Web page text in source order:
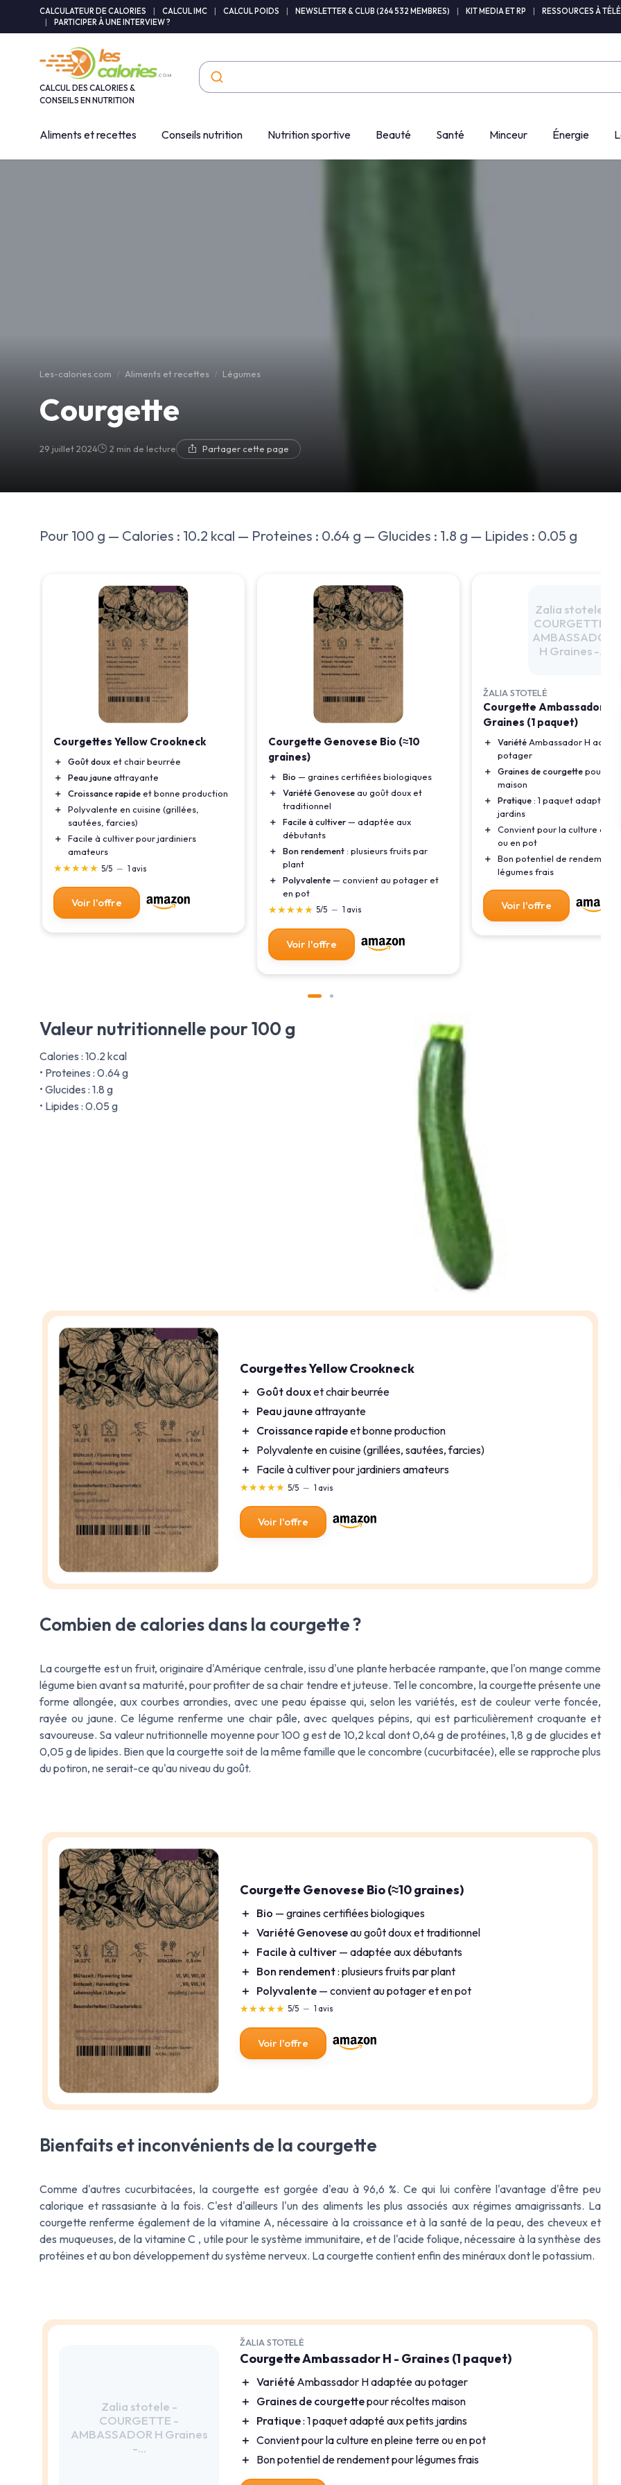
CALCULATEUR DE CALORIES CALCUL IMC CALCUL POIDS NEWSLETTER & CLUB (264 532 MEMBRES) KIT MEDIA ET RP
RESSOURCES À
PARTICIPER À UNE INTERVIEW ?
CALCUL DES CALORIES &
CONSEILS EN NUTRITION
Aliments et recettes Conseils nutrition Nutrition sportive Beauté Santé Minceur Énergie
Les-calories.com Aliments et recettes Légumes
Courgette
29 juillet 2024 2 min de lecture Partager cette page
Pour 100 g — Calories : 10.2 kcal — Proteines : 0.64 g — Glucides : 1.8 g — Lipides : 0.05 g
Courgettes Yellow Crookneck
＋ Goût doux et chair beurrée
＋
Peau jauneattrayante
＋
Croissance rapideet bonne production
＋
Polyvalente en cuisine (grillées,
sautées, farcies)
＋
Facile à cultiver pour jardiniers
amateurs
★★★★★
★★★★★ 5/5 — 1 avis
Voir l'offre
Courgette Genovese Bio (≈10
graines)
＋ Bio — graines certifiées biologiques
＋
Variété Genoveseau goût doux et
traditionnel
＋
Facile à cultiver— adaptée aux
débutants
＋
Bon rendement : plusieurs fruits par
plant
＋
Polyvalente— convient au potager et
en pot
★★★★★
★★★★★ 5/5 — 1 avis
Voir l'offre
Zalia stotele -
COURGETTE -
AMBASSADOR
H Graines -...
ŽALIA STOTELĖ
Courgette Ambassador H -
Graines (1 paquet)
＋ VariétéAmbassador H
potager
＋
Graines de courgettepour
maison
＋
Pratique : 1 paquet adapté
jardins
＋
Convient pour la culture en
ou en pot
＋
Bon potentiel de rendement
légumes frais
Voir l'offre
Valeur nutritionnelle pour 100 g
Calories : 10.2 kcal
• Proteines : 0.64 g
• Glucides : 1.8 g
• Lipides : 0.05 g
Courgettes Yellow Crookneck
＋ Goût douxet chair beurrée
＋ Peau jauneattrayante
＋ Croissance rapideet bonne production
＋ Polyvalente en cuisine (grillées, sautées, farcies)
＋ Facile à cultiver pour jardiniers amateurs
★★★★★
★★★★★ 5/5 — 1 avis
Voir l'offre
Combien de calories dans la courgette ?
La courgette est un fruit, originaire d'Amérique centrale, issu d'une plante herbacée rampante, que l'on mange comme
légume bien avant sa maturité, pour profiter de sa chair tendre et juteuse. Tel le concombre, la courgette présente une
forme allongée, aux courbes arrondies, avec une peau épaisse qui, selon les variétés, est de couleur verte foncée,
rayée ou jaune. Ce légume renferme une chair pâle, avec quelques pépins, qui est particulièrement croquante et
savoureuse. Sa valeur nutritionnelle moyenne pour 100 g est de 10,2 kcal dont 0,64 g de protéines, 1,8 g de glucides et
0,05 g de lipides. Bien que la courgette soit de la même famille que le concombre (cucurbitacée), elle se rapproche plus
du potiron, ne serait-ce qu'au niveau du goût.
Courgette Genovese Bio (≈10 graines)
＋ Bio — graines certifiées biologiques
＋ Variété Genoveseau goût doux et traditionnel
＋ Facile à cultiver — adaptée aux débutants
＋ Bon rendement: plusieurs fruits par plant
＋ Polyvalente — convient au potager et en pot
★★★★★
★★★★★ 5/5 — 1 avis
Voir l'offre
Bienfaits et inconvénients de la courgette
Comme d'autres cucurbitacées, la courgette est gorgée d'eau à 96,6 %. Ce qui lui confère l'avantage d'être peu
calorique et rassasiante à la fois. C'est d'ailleurs l'un des aliments les plus associés aux régimes amaigrissants. La
courgette renferme également de la vitamine A, nécessaire à la croissance et à la santé de la peau, des cheveux et
des muqueuses, de la vitamine C , utile pour le système immunitaire, et de l'acide folique, nécessaire à la synthèse des
protéines et au bon développement du système nerveux. La courgette contient enfin des minéraux dont le potassium.
Zalia stotele -
COURGETTE -
AMBASSADOR H Graines
-...
ŽALIA STOTELĖ
Courgette Ambassador H - Graines (1 paquet)
＋ Variété Ambassador H adaptée au potager
＋ Graines de courgettepour récoltes maison
＋ Pratique: 1 paquet adapté aux petits jardins
＋ Convient pour la culture en pleine terre ou en pot
＋ Bon potentiel de rendement pour légumes frais
Panneau de gestion des cookies